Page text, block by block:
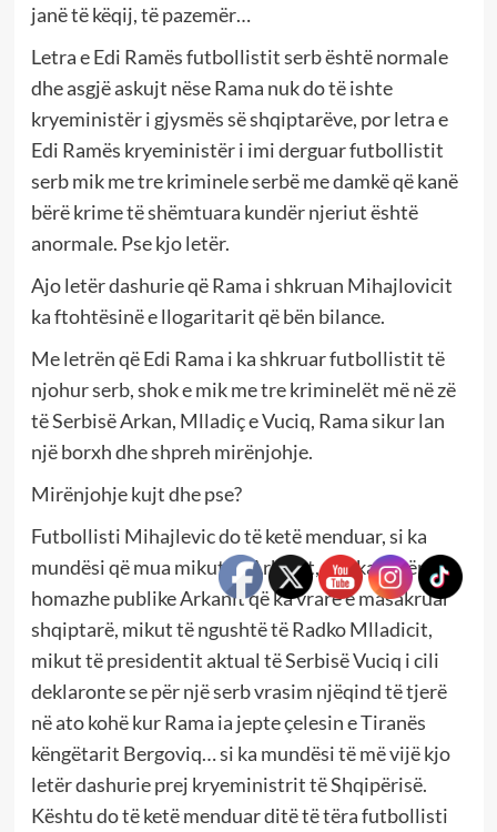
janë të këqij, të pazemër…
Letra e Edi Ramës futbollistit serb është normale
dhe asgjë askujt nëse Rama nuk do të ishte
kryeministër i gjysmës së shqiptarëve, por letra e
Edi Ramës kryeministër i imi derguar futbollistit
serb mik me tre kriminele serbë me damkë që kanë
bërë krime të shëmtuara kundër njeriut është
anormale. Pse kjo letër.
Ajo letër dashurie që Rama i shkruan Mihajlovicit
ka ftohtësinë e llogaritarit që bën bilance.
Me letrën që Edi Rama i ka shkruar futbollistit të
njohur serb, shok e mik me tre kriminelët më në zë
të Serbisë Arkan, Mlladiç e Vuciq, Rama sikur lan
një borxh dhe shpreh mirënjohje.
Mirënjohje kujt dhe pse?
Futbollisti Mihajlevic do të ketë menduar, si ka
mundësi që mua mikut të Arkanit, që i kam bërë
homazhe publike Arkanit që ka vrarë e masakruar
shqiptarë, mikut të ngushtë të Radko Mlladicit,
mikut të presidentit aktual të Serbisë Vuciq i cili
deklaronte se për një serb vrasim njëqind të tjerë
në ato kohë kur Rama ia jepte çelesin e Tiranës
këngëtarit Bergoviq… si ka mundësi të më vijë kjo
letër dashurie prej kryeministrit të Shqipërisë.
Kështu do të ketë menduar ditë të tëra futbollisti